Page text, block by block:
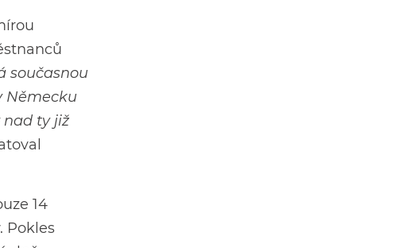
současnou
Německu
nad ty již
14
Pokles